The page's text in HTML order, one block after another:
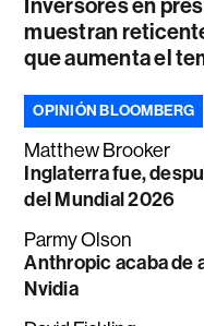
Inversores en
muestran
que aumenta el
OPINIÓN BLOOMBERG
Matthew Brooker
Inglaterra fue,
del Mundial 2026
Parmy Olson
Anthropic acaba de
Nvidia